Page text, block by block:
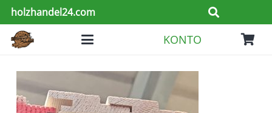
holzhandel24.com
KONTO